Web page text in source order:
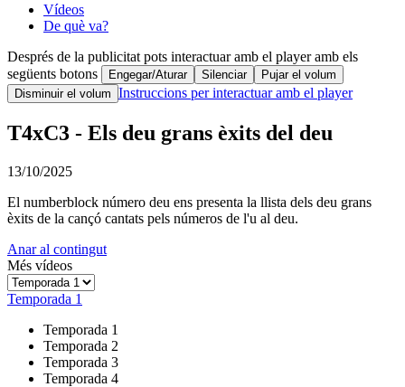
Vídeos
De què va?
Després de la publicitat pots interactuar amb el player amb els
següents botons
Engegar/Aturar Silenciar
Pujar el volum
Disminuir el volum Instruccions per interactuar amb el player
T4xC3 - Els deu grans èxits del deu
13/10/2025
El numberblock número deu ens presenta la llista dels deu grans
èxits de la cançó cantats pels números de l'u al deu.
Anar al contingut
Més vídeos
Temporada 1
Temporada 1
Temporada 2
Temporada 3
Temporada 4